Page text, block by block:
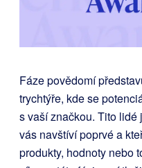
Fáze povědomí
trychtýře, kde se
s vaší značkou. Tito
vás navštíví poprvé a
produkty, hodnoty nebo